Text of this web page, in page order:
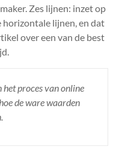
Zes lijnen: inzet op
horizontale lijnen, en dat
over een van de best
het proces van online
de ware waarden